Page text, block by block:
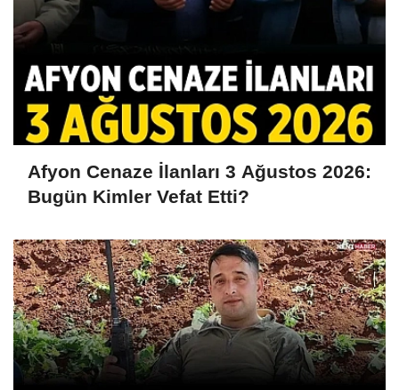
Afyon Cenaze İlanları 3 Ağustos 2026:
Bugün Kimler Vefat Etti?